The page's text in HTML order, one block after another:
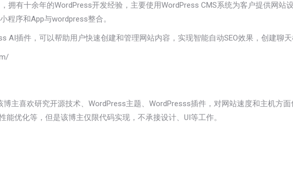
拥有十余年的WordPress开发经验，主要使用WordPress CMS系统为客户提供网
程序和App与wordpress整合。
AI插件，可以帮助用户快速创建和管理网站内容，实现智能自动SEO效果，创建聊天
主喜欢研究开源技术、WordPress主题、WordPresss插件，对网站速度和主机方
优化等，但是该博主仅限代码实现，不承接设计、UI等工作。